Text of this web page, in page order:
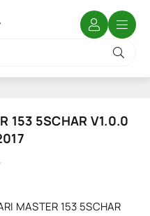
153 5SCHAR V1.0.0
MASTER 153 5SCHAR